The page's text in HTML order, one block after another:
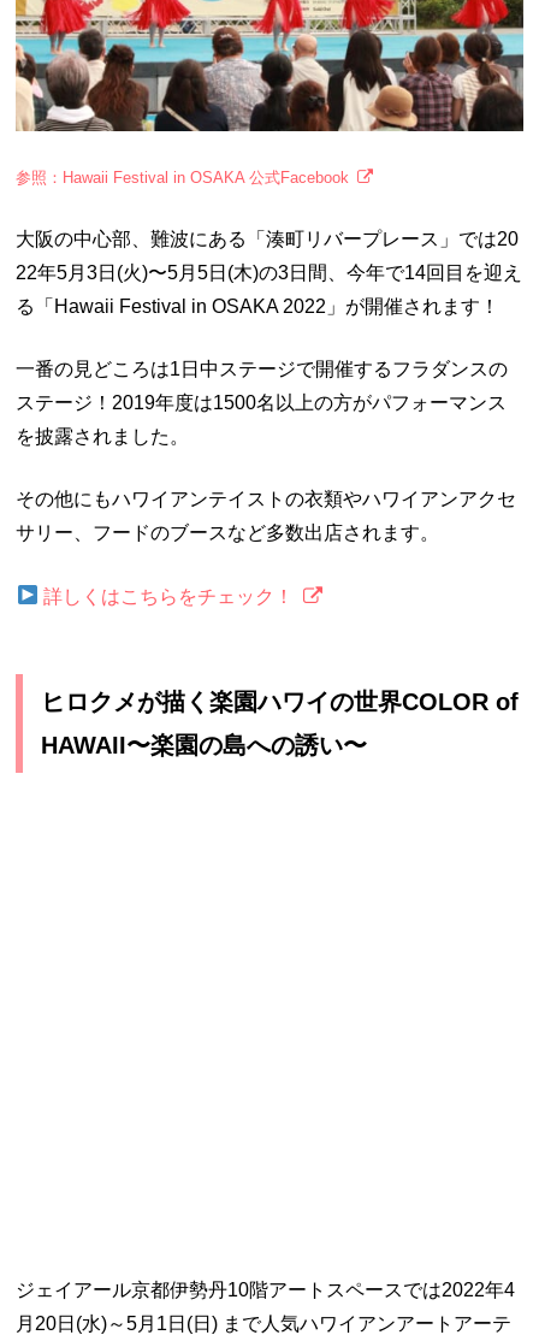
参照：Hawaii Festival in OSAKA 公式Facebook
大阪の中心部、難波にある「湊町リバープレース」 では20
22年5月3日(火)〜5月5日(木)の3日間、今年で14回目を迎え
る「Hawaii Festival in OSAKA 2022」が開催されます！
一番の見どころは1日中ステージで開催するフラダンスの
ステージ！2019年度は1500名以上の方がパフォーマンス
を披露されました。
その他にもハワイアンテイストの衣類やハワイアンアクセ
サリー、フードのブースなど多数出店されます。
詳しくはこちらをチェック！
ヒロクメが描く楽園ハワイの世界COLOR of
HAWAII〜楽園の島への誘い〜
ジェイアール京都伊勢丹10階アートスペースでは2022年4
月20日(水)～5月1日(日) まで人気ハワイアンアートアーテ